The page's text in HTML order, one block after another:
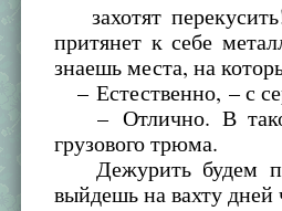
захотят
притянет к себе
знаешь места, на
– Естественно, – с
– Отлично. В
грузового трюма.
Дежурить будем
выйдешь на вахту дней